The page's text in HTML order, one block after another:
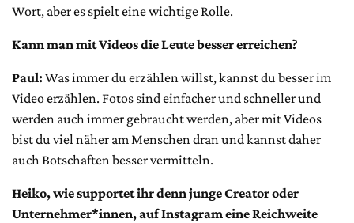
Wort, aber es spielt eine wichtige Rolle.
Kann man mit Videos die Leute besser erreichen?
Paul:Was immer du erzählen willst, kannst du besser im
Video erzählen. Fotos sind einfacher und schneller und
werden auch immer gebraucht werden, aber mit Videos
bist du viel näher am Menschen dran und kannst daher
auch Botschaften besser vermitteln.
Heiko, wie supportet ihr denn junge Creator oder
Unternehmer*innen, auf Instagram eine Reichweite